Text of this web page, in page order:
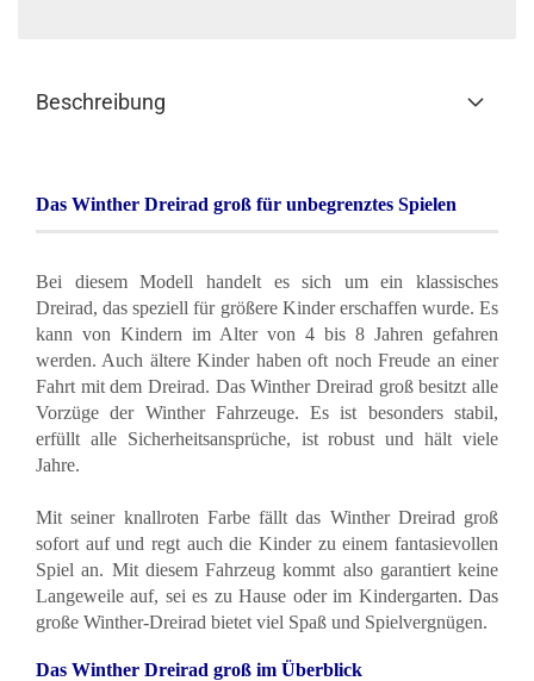
Beschreibung
Das Winther Dreirad groß für unbegrenztes Spielen
Bei diesem Modell handelt es sich um ein klassisches
Dreirad, das speziell für größere Kinder erschaffen wurde. Es
kann von Kindern im Alter von 4 bis 8 Jahren gefahren
werden. Auch ältere Kinder haben oft noch Freude an einer
Fahrt mit dem Dreirad. Das Winther Dreirad groß besitzt alle
Vorzüge der Winther Fahrzeuge. Es ist besonders stabil,
erfüllt alle Sicherheitsansprüche, ist robust und hält viele
Jahre.
Mit seiner knallroten Farbe fällt das Winther Dreirad groß
sofort auf und regt auch die Kinder zu einem fantasievollen
Spiel an. Mit diesem Fahrzeug kommt also garantiert keine
Langeweile auf, sei es zu Hause oder im Kindergarten. Das
große Winther-Dreirad bietet viel Spaß und Spielvergnügen.
Das Winther Dreirad groß im Überblick